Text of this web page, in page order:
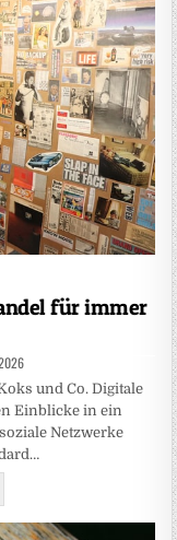
für immer
und Co. Digitale
Einblicke in ein
Netzwerke